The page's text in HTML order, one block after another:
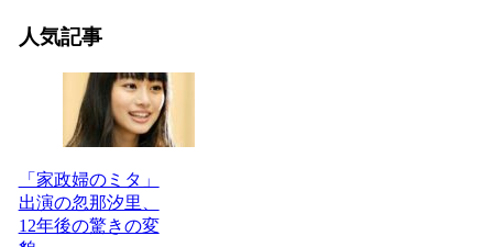
人気記事
「家政婦のミタ」
出演の忽那汐里、
12年後の驚きの変